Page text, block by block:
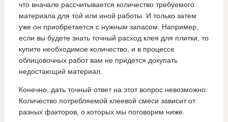
что вначале рассчитывается количество требуемого
материала для той или иной работы. И только затем
уже он приобретается с нужным запасом. Например,
если вы будете знать точный расход клея для плитки, то
купите необходимое количество, и в процессе
облицовочных работ вам не придется докупать
недостающий материал.
Конечно, дать точный ответ на этот вопрос невозможно.
Количество потребляемой клеевой смеси зависит от
разных факторов, о которых мы поговорим ниже.